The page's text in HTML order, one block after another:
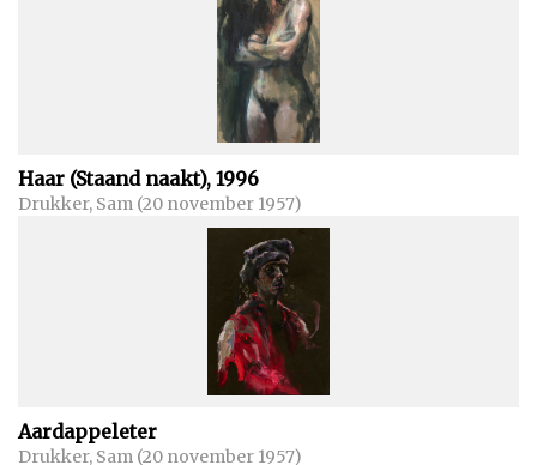
Haar (Staand naakt), 1996
Drukker, Sam (20 november 1957)
Aardappeleter
Drukker, Sam (20 november 1957)